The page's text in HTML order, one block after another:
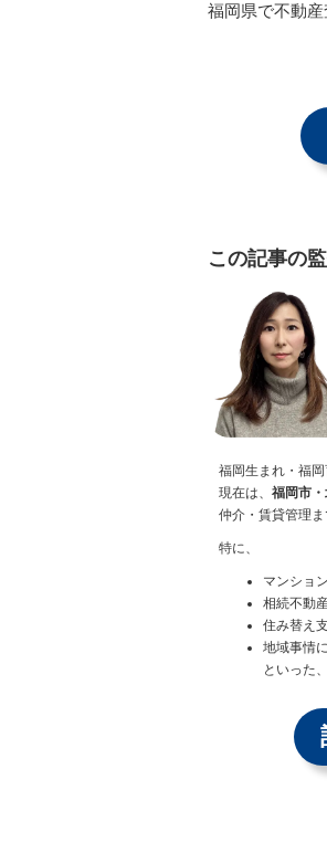
福岡県で不動
この記事の
福岡生まれ・福
現在は、福岡市
仲介・賃貸管理
特に、
マンショ
相続不動
住み替え
地域事情
といった